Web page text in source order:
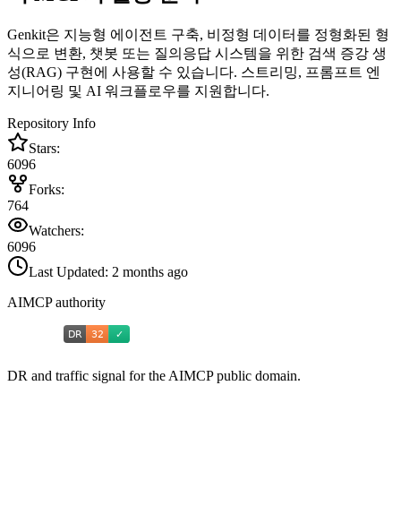
Genkit은 지능형 에이전트 구축, 비정형 데이터를 정형화된 형
식으로 변환, 챗봇 또는 질의응답 시스템을 위한 검색 증강 생
성(RAG) 구현에 사용할 수 있습니다. 스트리밍, 프롬프트 엔
지니어링 및 AI 워크플로우를 지원합니다.
Repository Info
Stars:
6096
Forks:
764
Watchers:
6096
Last Updated: 2 months ago
AIMCP authority
DR and traffic signal for the AIMCP public domain.